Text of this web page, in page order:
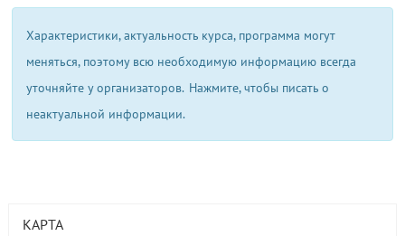
Характеристики, актуальность курса, программа могут
меняться, поэтому всю необходимую информацию всегда
уточняйте у организаторов. Нажмите, чтобы писать о
неактуальной информации.
КАРТА